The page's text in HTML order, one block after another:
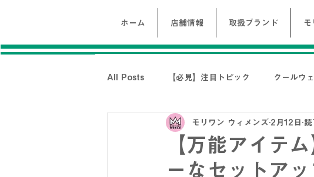
ホーム 店舗情報 取扱ブランド モ
All Posts 【必見】注目トピック クールウ
モリワンワールドレディース新着情報 Big
THE NORTH FACE-ノースフェイス-
【万能アイテ
ーなセットア
モリワン ウィメンズ 2月12日